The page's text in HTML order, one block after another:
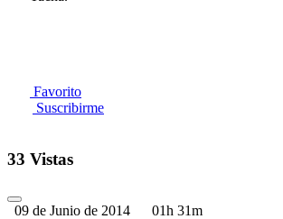
Favorito
Suscribirme
33 Vistas
09 de Junio de 2014 01h 31m